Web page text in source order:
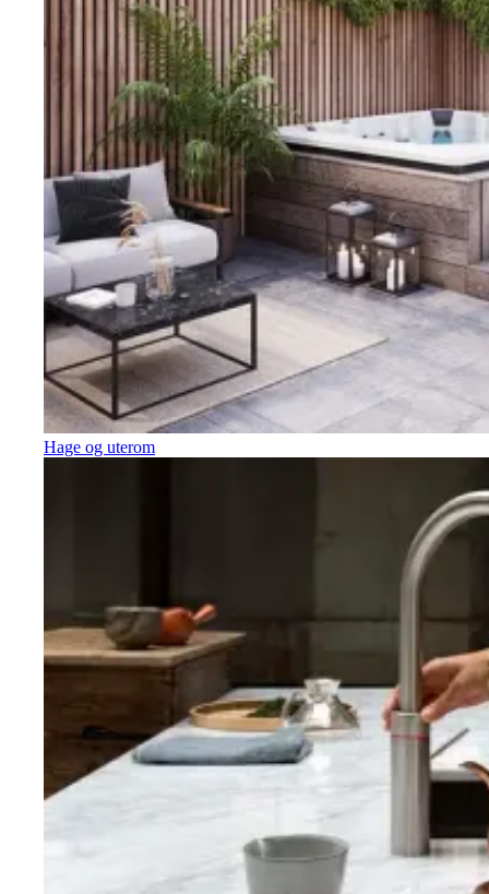
Hage og uterom